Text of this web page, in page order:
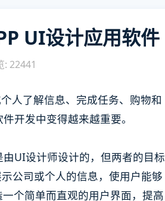
UI设计应用软件
: 22441
人了解信息、完成任务、购物和
开发中变得越来越重要。
UI设计师设计的，但两者的目标
公司或个人的信息，使用户能够
个简单而直观的用户界面，提高